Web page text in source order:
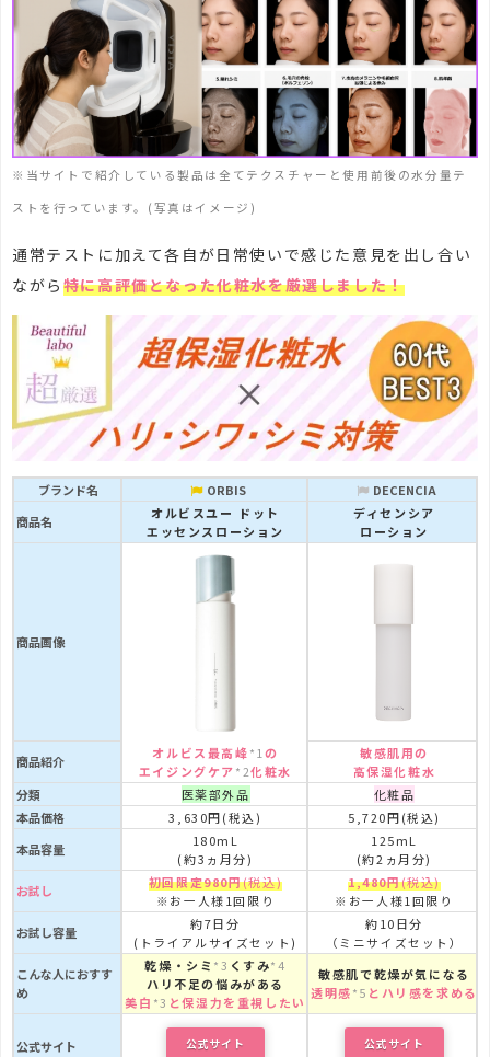
※当サイトで紹介している製品は全てテクスチャーと使用前後の水分量テ
ストを行っています。(写真はイメージ)
通常テストに加えて各自が日常使いで感じた意見を出し合い
ながら 特に高評価となった化粧水を厳選しました！
ブランド名 ORBIS
DECENCIA
商品名
オルビスユー ドット
エッセンスローション
ディセンシア
ローション
商品画像
商品紹介 オルビス最高峰 *1の
エイジングケア *2化粧水
敏感肌用の
高保湿化粧水
分類
医薬部外品
化粧品
本品価格
3,630円 (税込) 5,720円 (税込)
本品容量
180mL
(約3ヵ月分)
125mL
(約2ヵ月分)
お試し
初回限定980円(税込)
※お一人様1回限り
1,480円(税込)
※お一人様1回限り
お試し容量 約7日分
(トライアルサイズセット)
約10日分
（ミニサイズセット）
こんな人におすす
め
乾燥・シミ *3 くすみ*4
ハリ不足の悩みがある
美白 *3 と保湿力を重視したい
敏感肌で乾燥が気になる
透明感 *5 とハリ感を求める
公式サイト 公式サイト 公式サイト